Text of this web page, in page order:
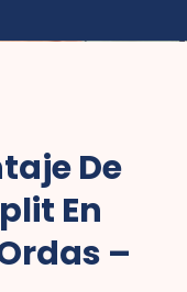
De
En
–